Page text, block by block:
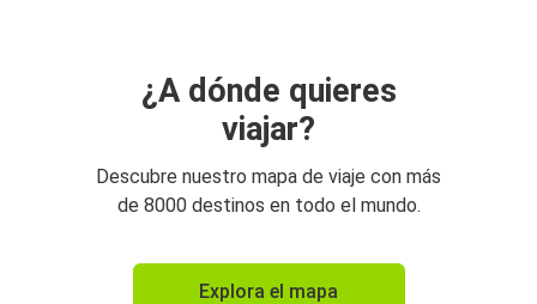
¿A dónde quieres
viajar?
Descubre nuestro mapa de viaje con más
de 8000 destinos en todo el mundo.
Explora el mapa